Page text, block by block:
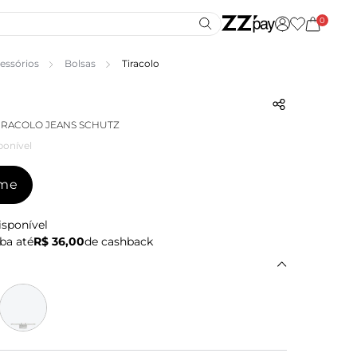
0
Bolsas Tiracolo
JEANS SCHUTZ
atéR$ 36,00de cashback